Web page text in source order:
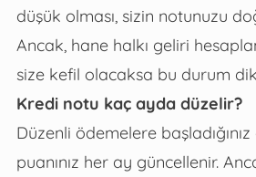
düşük olması, sizin notunuzu
Ancak, hane halkı geliri
size kefil olacaksa bu durum
Kredi notu kaç ayda düzelir?
Düzenli ödemelere
puanınız her ay güncellenir.